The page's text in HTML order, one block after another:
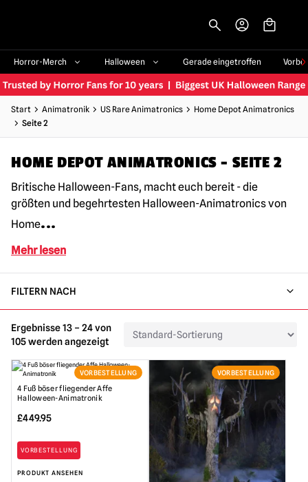
Horror-Merch Halloween Gerade eingetroffen
Start Animatronik US Rare Animatronics
Home Depot Animatronics
Seite 2
HOME DEPOT ANIMATRONICS - SEITE 2
Britische Halloween-Fans, macht euch bereit - die
größten und begehrtesten Halloween-Animatronics von
Home...
Mehr lesen
FILTERN NACH
Ergebnisse 13 – 24 von
105 werden angezeigt
VORBESTELLUNG
4 Fuß böser fliegender Affe
Halloween-Animatronik
£449.95
VORBESTELLUNG
PRODUKT ANSEHEN
VORBESTELLUNG